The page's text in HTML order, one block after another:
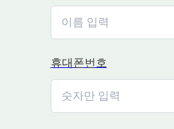
휴대폰번호